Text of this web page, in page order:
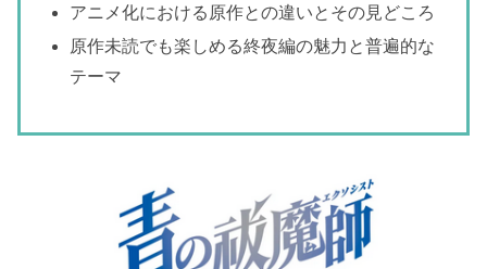
アニメ化における原作との違いとその見どころ
原作未読でも楽しめる終夜編の魅力と普遍的な
テーマ